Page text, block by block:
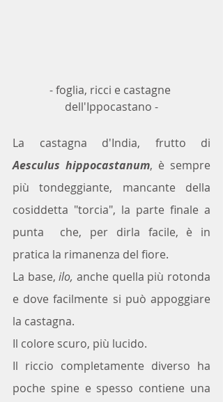
- foglia, ricci e castagne
dell'Ippocastano -
Aesculus hippocastanum, è sempre
più tondeggiante, mancante della
cosiddetta "torcia", la parte finale a
punta  che, per dirla facile, è in
pratica la rimanenza del fiore.
La base, ilo, anche quella più rotonda
e dove facilmente si può appoggiare
la castagna.
Il colore scuro, più lucido.
Il riccio completamente diverso ha
poche spine e spesso contiene una